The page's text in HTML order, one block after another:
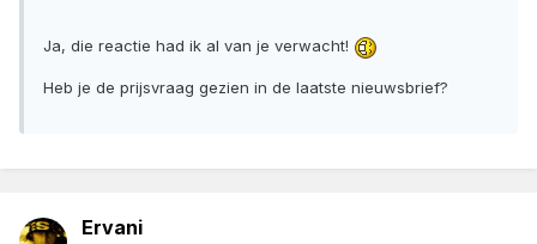
Ja, die reactie had ik al van je verwacht!
Heb je de prijsvraag gezien in de laatste nieuwsbrief?
Ervani